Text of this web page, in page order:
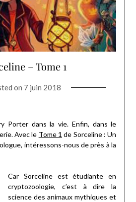
– Tome 1
on 7 juin 2018
Porter dans la vie. Enfin, dans le
Avec le Tome 1 de Sorceline : Un
intéressons-nous de près à la
Car Sorceline est étudiante en
cryptozoologie, c’est à dire la
science des animaux mythiques et